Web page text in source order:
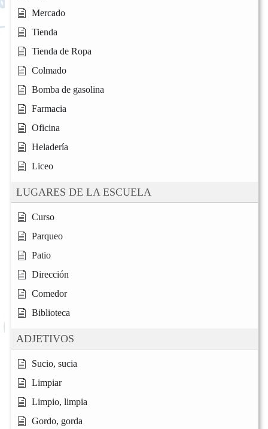
Mercado
Tienda
Tienda de Ropa
Colmado
Bomba de gasolina
Farmacia
Oficina
Heladería
Liceo
LUGARES DE LA ESCUELA
Curso
Parqueo
Patio
Dirección
Comedor
Biblioteca
ADJETIVOS
Sucio, sucia
Limpiar
Limpio, limpia
Gordo, gorda